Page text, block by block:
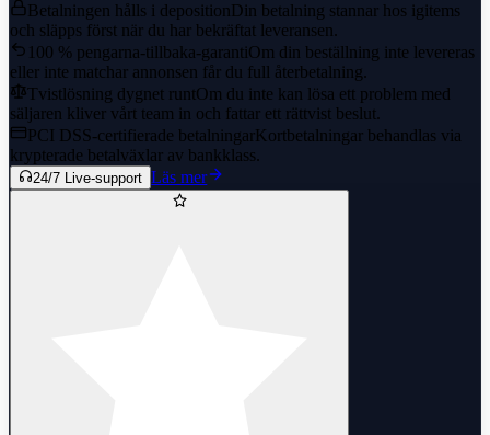
Betalningen hålls i depositionDin betalning stannar hos igitems
och släpps först när du har bekräftat leveransen.
100 % pengarna-tillbaka-garantiOm din beställning inte levereras
eller inte matchar annonsen får du full återbetalning.
Tvistlösning dygnet runtOm du inte kan lösa ett problem med
säljaren kliver vårt team in och fattar ett rättvist beslut.
PCI DSS-certifierade betalningarKortbetalningar behandlas via
krypterade betalväxlar av bankklass.
24/7 Live-support Läs mer